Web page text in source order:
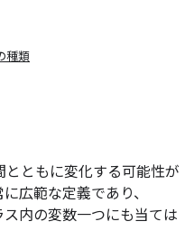
種類
ともに変化する可能性が
広範な定義であり、
内の変数一つにも当ては